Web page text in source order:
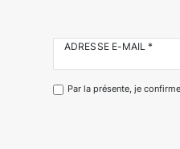
ADRESSE E-MAIL *
Par la présente, je